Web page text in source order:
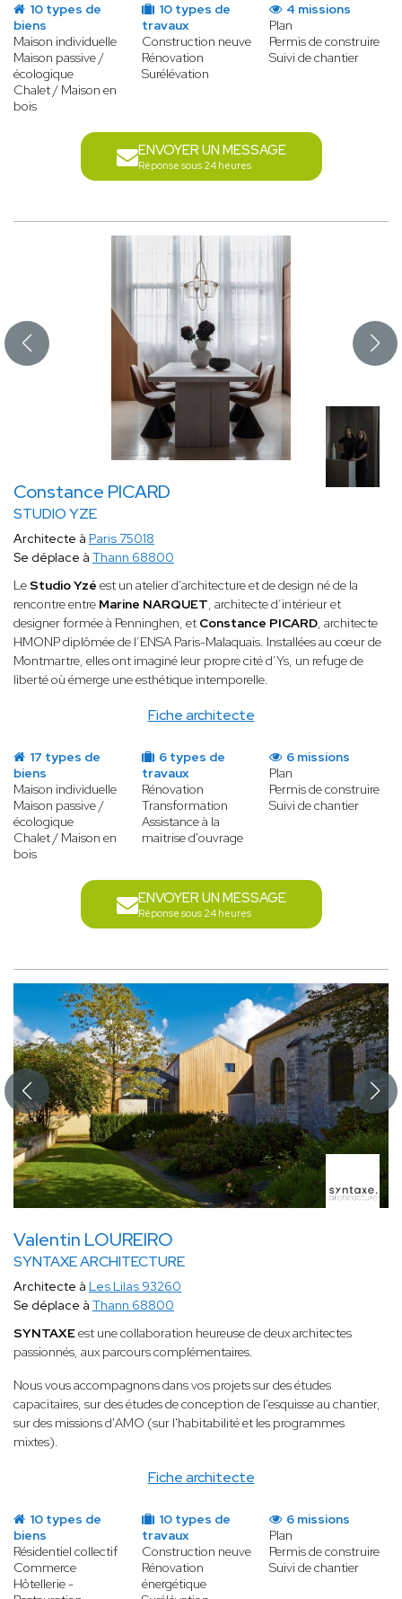
10 types de
biens
Maison individuelle
Maison passive /
écologique
Chalet / Maison en
bois
10 types de
travaux
Construction neuve
Rénovation
Surélévation
4 missions
Plan
Permis de construire
Suivi de chantier
ENVOYER UN MESSAGE
Réponse sous 24 heures
Constance PICARD
STUDIO YZE
Fiche architecte
Architecte à Paris 75018
Se déplace à Thann 68800
LeStudio Yzé est un atelier d’architecture et de design né de la
rencontre entre Marine NARQUET, architecte d’intérieur et
designer formée à Penninghen, et Constance PICARD, architecte
HMONP diplômée de l’ENSA Paris-Malaquais. Installées au cœur de
Montmartre, elles ont imaginé leur propre cité d’Ys, un refuge de
liberté où émerge une esthétique intemporelle.
17 types de
biens
Maison individuelle
Maison passive /
écologique
Chalet / Maison en
bois
6 types de
travaux
Rénovation
Transformation
Assistance à la
maitrise d'ouvrage
6 missions
Plan
Permis de construire
Suivi de chantier
ENVOYER UN MESSAGE
Réponse sous 24 heures
Valentin LOUREIRO
SYNTAXE ARCHITECTURE
Fiche architecte
Architecte à Les Lilas 93260
Se déplace à Thann 68800
SYNTAXEest une collaboration heureuse de deux architectes
passionnés, aux parcours complémentaires.
Nous vous accompagnons dans vos projets sur des études
capacitaires, sur des études de conception de l'esquisse au chantier,
sur des missions d'AMO (sur l'habitabilité et les programmes
mixtes).
10 types de
biens
Résidentiel collectif
Commerce
Hôtellerie -
10 types de
travaux
Construction neuve
Rénovation
énergétique
6 missions
Plan
Permis de construire
Suivi de chantier